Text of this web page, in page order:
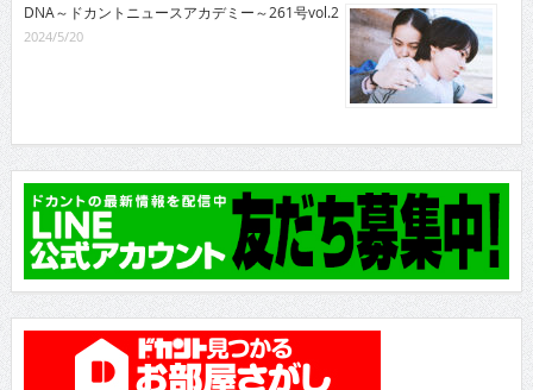
DNA～ドカントニュースアカデミー～261号vol.2
2024/5/20